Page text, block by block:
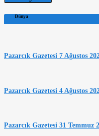
Dünya
Pazarcık Gazetesi 7 Ağustos
Pazarcık Gazetesi 4 Ağustos
Pazarcık Gazetesi 31 Temmuz